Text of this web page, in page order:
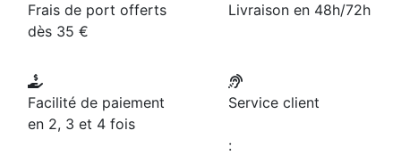
Frais de port offerts
dès 35 €
Livraison en 48h/72h
Facilité de paiement
en 2, 3 et 4 fois
Service client
: